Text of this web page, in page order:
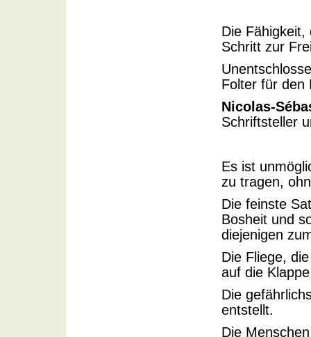
Die
Schritt zur
Folter für den
Nicolas-
Schriftsteller
Es ist
zu tragen,
Die feinste
Bosheit und
diejenigen
Die Fliege,
auf die
Die
entstellt.
Die